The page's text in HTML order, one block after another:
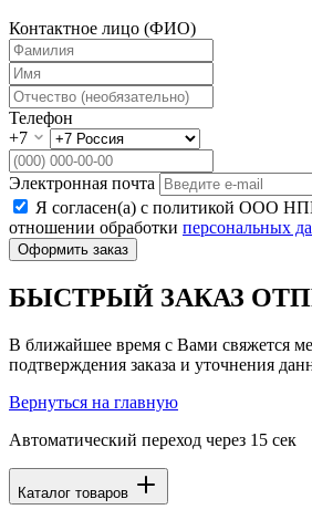
Контактное лицо (ФИО)
Телефон
+7
Электронная почта
Я согласен(а) с политикой ООО
отношении обработки персональных
Оформить заказ
БЫСТРЫЙ ЗАКАЗ
В ближайшее время с Вами свяжется
подтверждения заказа и уточнения
Вернуться на главную
Автоматический переход через 15 сек
Каталог товаров